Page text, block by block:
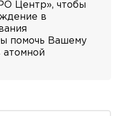
Центр», чтобы
в
помочь Вашему
атомной